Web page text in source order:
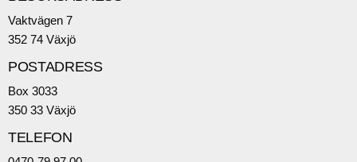
Vaktvägen 7
352 74 Växjö
POSTADRESS
Box 3033
350 33 Växjö
TELEFON